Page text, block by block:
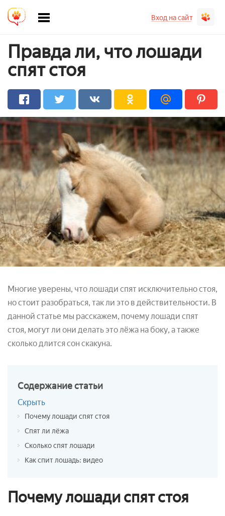
Вход на сайт
Правда ли, что лошади
спят стоя
Многие уверены, что лошади спят исключительно стоя,
но стоит разобраться, так ли это в действительности. В
данной статье мы расскажем, почему лошади спят
стоя, могут ли они делать это лёжа на боку, а также
сколько длится сон скакуна.
Содержаниестатьи
Скрыть
Почему лошади спят стоя
Спят ли лёжа
Сколько спят лошади
Как спит лошадь: видео
Почему лошади спят стоя